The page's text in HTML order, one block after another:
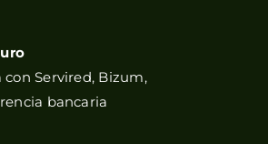
Servired, Bizum,
bancaria